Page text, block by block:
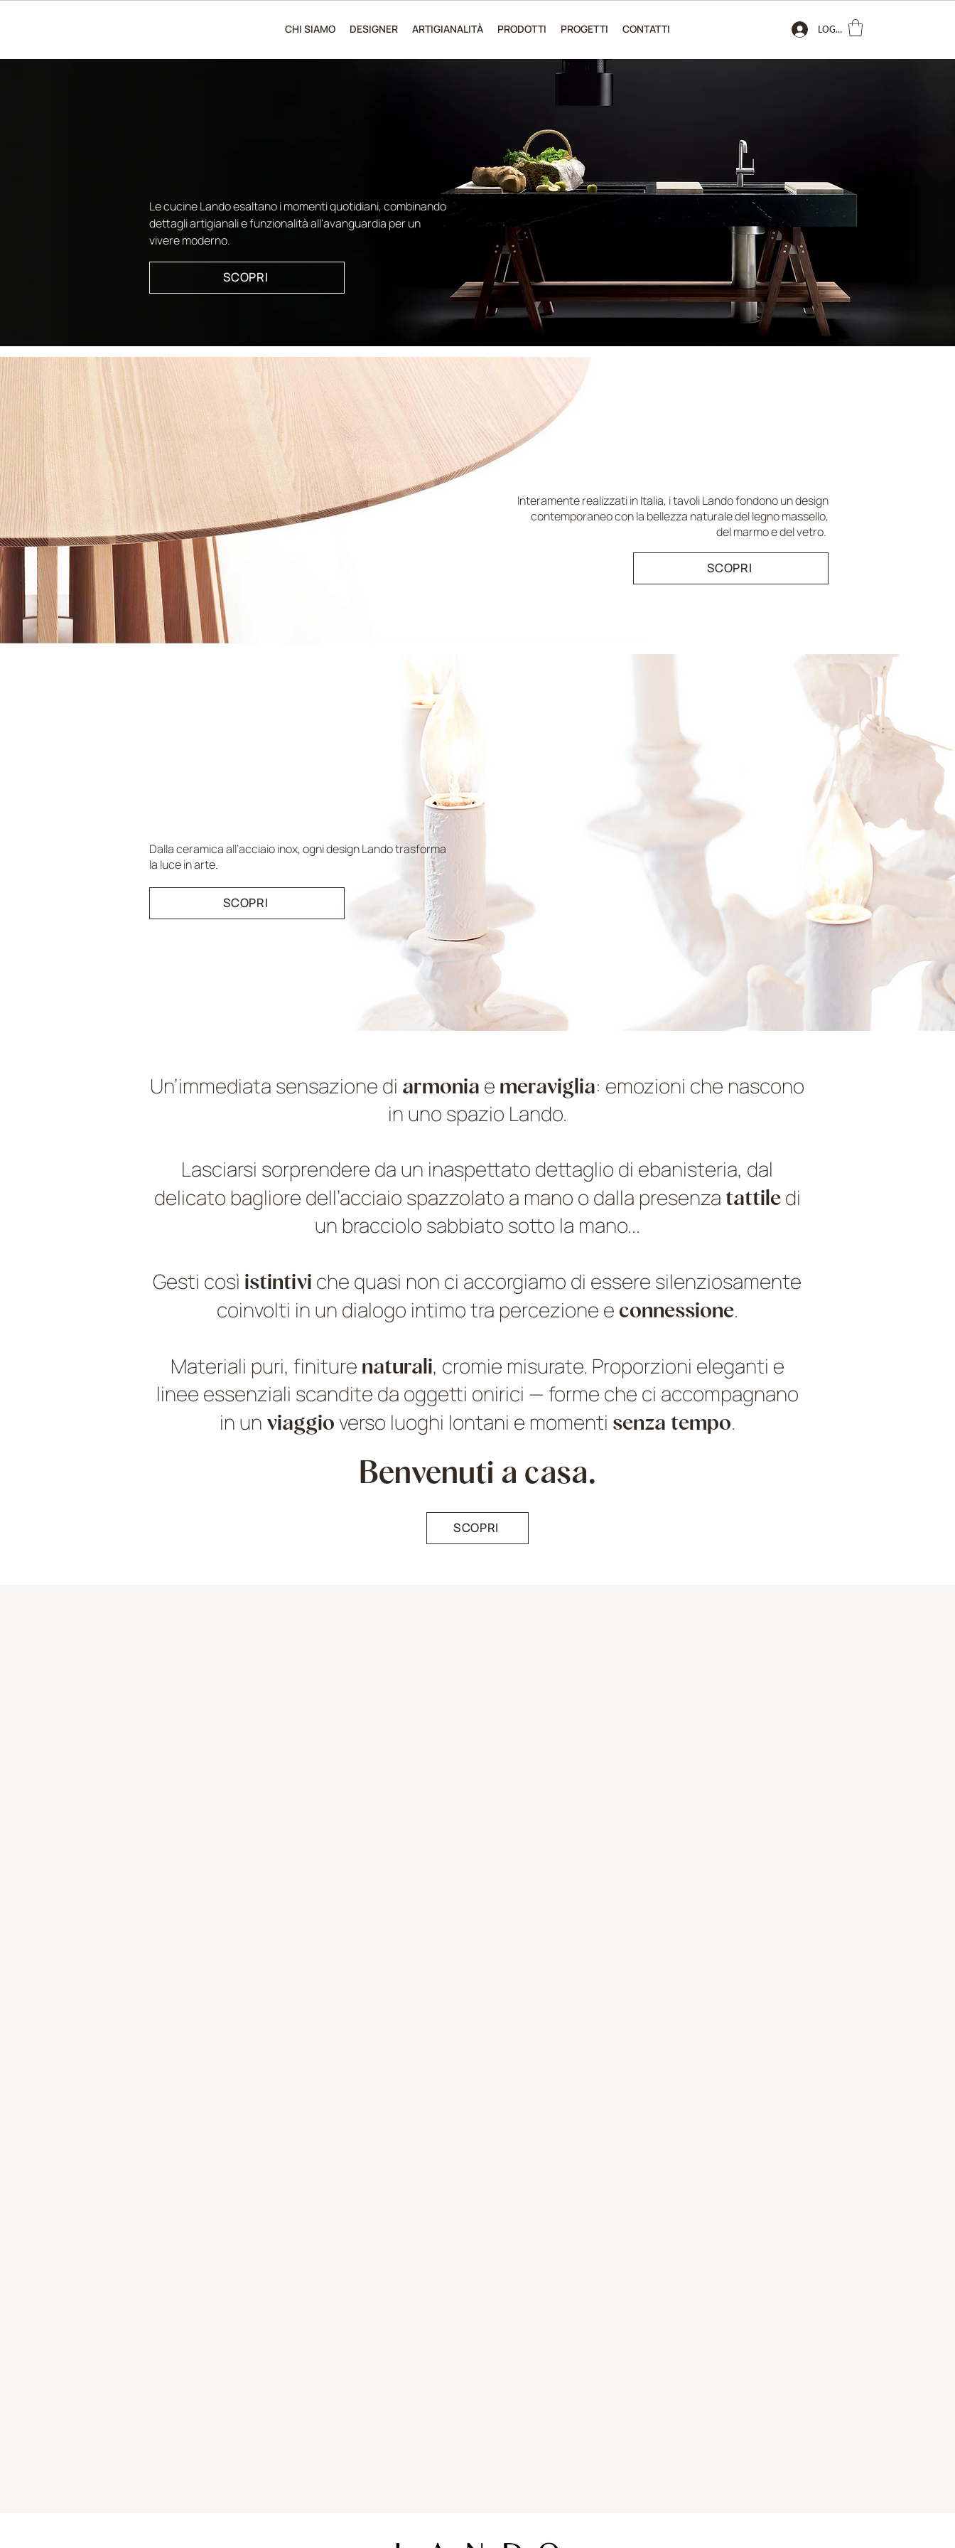
CHI SIAMO DESIGNER ARTIGIANALITÀ PRODOTTI PROGETTI CONTATTI LOGIN
Le cucine Lando esaltano i momenti quotidiani, combinando
dettagli artigianali e funzionalità all'avanguardia per un
vivere moderno.
SCOPRI
TAVOLI: UNA STORIA IN
Interamente realizzati in Italia, i tavoli Lando fondono un design
contemporaneo con la bellezza naturale del legno massello,
del marmo e del vetro.
SCOPRI
ATMOSFERA, FATTA ARTE
Dalla ceramica all’acciaio inox, ogni design Lando trasforma
la luce in arte.
SCOPRI
Un’immediata sensazione di armonia e meraviglia: emozioni che nascono
in uno spazio Lando.
Lasciarsi sorprendere da un inaspettato dettaglio di ebanisteria, dal
delicato bagliore dell’acciaio spazzolato a mano o dalla presenza tattiledi
un bracciolo sabbiato sotto la mano...
Gesti così istintivi che quasi non ci accorgiamo di essere silenziosamente
coinvolti in un dialogo intimo tra percezione econnessione.
Materiali puri, finiture naturali, cromie misurate. Proporzioni eleganti e
linee essenziali scandite da oggetti onirici — forme che ci accompagnano
in un viaggioverso luoghi lontani e momenti senza tempo.
Benvenuti a casa.
SCOPRI